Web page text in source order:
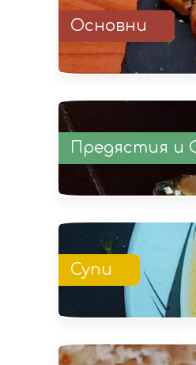
Основни
Предястия и
Супи